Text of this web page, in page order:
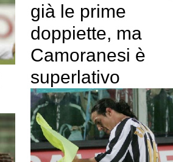
già le prime
doppiette, ma
Camoranesi è
superlativo